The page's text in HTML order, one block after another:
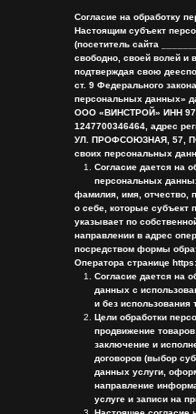
Согласие на обработку
Настоящим субъект
(посетитель сайта
свободно, своей волей и
подтверждая свою
ст. 9 Федерального
персональных данных»
ООО «ВИНСТРОЙ» ИНН
1247700346464, адрес
УЛ. ПРОФСОЮЗНАЯ, 57,
своих персональных
Согласие дается на
персональных
фамилия, имя, отчество,
о себе, которые субъект
указывает по
направлении в адрес
посредством формы
Оператора странице
Согласие дается на
данных с
и без использования
Цели обработки
продвижение
заключение и
договоров (выбор
данных услуги,
направление
услуге и записи на